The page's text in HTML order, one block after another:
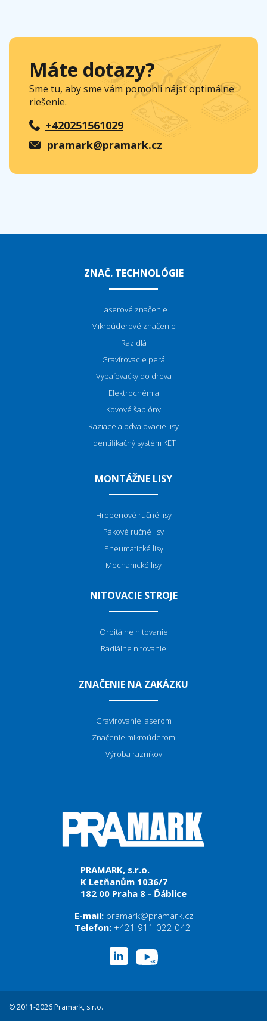
Máte dotazy?
Sme tu, aby sme vám pomohli nájsť optimálne
riešenie.
+420251561029
pramark@pramark.cz
PRAMARK, s.r.o.
K Letňanům 1036/7
182 00 Praha 8 - Ďáblice
E-mail: pramark@pramark.cz
Telefon: +421 911 022 042
ZNAČ. TECHNOLÓGIE
Laserové značenie
Mikroúderové značenie
Razidlá
Gravírovacie perá
Vypaľovačky do dreva
Elektrochémia
Kovové šablóny
Raziace a odvalovacie lisy
Identifikačný systém KET
MONTÁŽNE LISY
Hrebenové ručné lisy
Pákové ručné lisy
Pneumatické lisy
Mechanické lisy
NITOVACIE STROJE
Orbitálne nitovanie
Radiálne nitovanie
ZNAČENIE NA ZAKÁZKU
Gravírovanie laserom
Značenie mikroúderom
Výroba razníkov
© 2011-2026 Pramark, s.r.o.